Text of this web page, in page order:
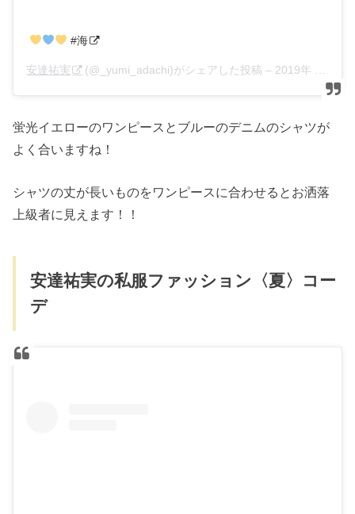
#海
安達祐実 (@_yumi_adachi)がシェアした投稿 – 2019年 5月月4日午前12時44分PDT
蛍光イエローのワンピースとブルーのデニムのシャツが
よく合いますね！
シャツの丈が長いものをワンピースに合わせるとお洒落
上級者に見えます！！
安達祐実の私服ファッション〈夏〉コー
デ